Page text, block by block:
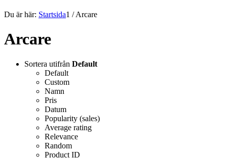
Du är här: Startsida1 / Arcare
Arcare
Sortera utifrån Default
Default
Custom
Namn
Pris
Datum
Popularity (sales)
Average rating
Relevance
Random
Product ID